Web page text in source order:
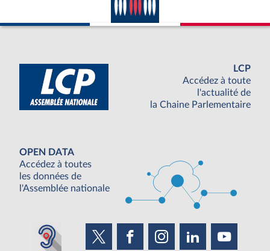
LCP
Accédez à toute
l'actualité de
la Chaine Parlementaire
OPEN DATA
Accédez à toutes
les données de
l'Assemblée nationale